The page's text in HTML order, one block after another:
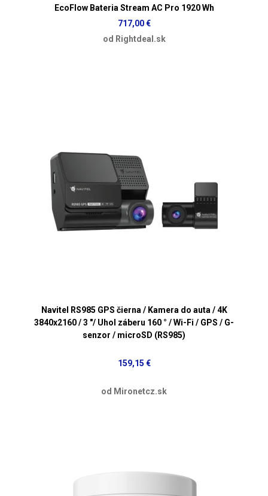
EcoFlow Bateria Stream AC Pro 1920 Wh
717,00 €
od Rightdeal.sk
Navitel RS985 GPS čierna / Kamera do auta / 4K
3840x2160 / 3 "/ Uhol záberu 160 ° / Wi-Fi / GPS / G-
senzor / microSD (RS985)
159,15 €
od Mironetcz.sk